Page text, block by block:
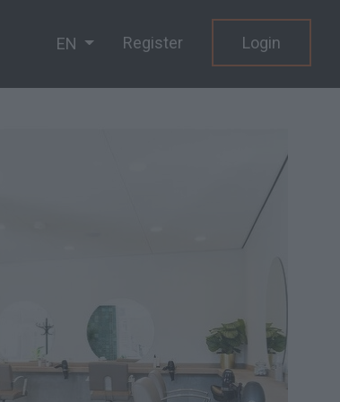
EN Register Login